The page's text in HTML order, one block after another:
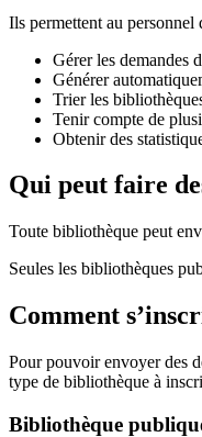
Ils permettent au personnel
Gérer les demandes
Générer
Trier les
Tenir compte de
Obtenir des
Qui peut faire
Toute bibliothèque peut
Seules les bibliothèques
Comment
Pour pouvoir envoyer des
type de bibliothèque à
Bibliothèque